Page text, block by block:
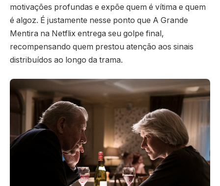
motivações profundas e expõe quem é vítima e quem
é algoz. É justamente nesse ponto que A Grande
Mentira na Netflix entrega seu golpe final,
recompensando quem prestou atenção aos sinais
distribuídos ao longo da trama.